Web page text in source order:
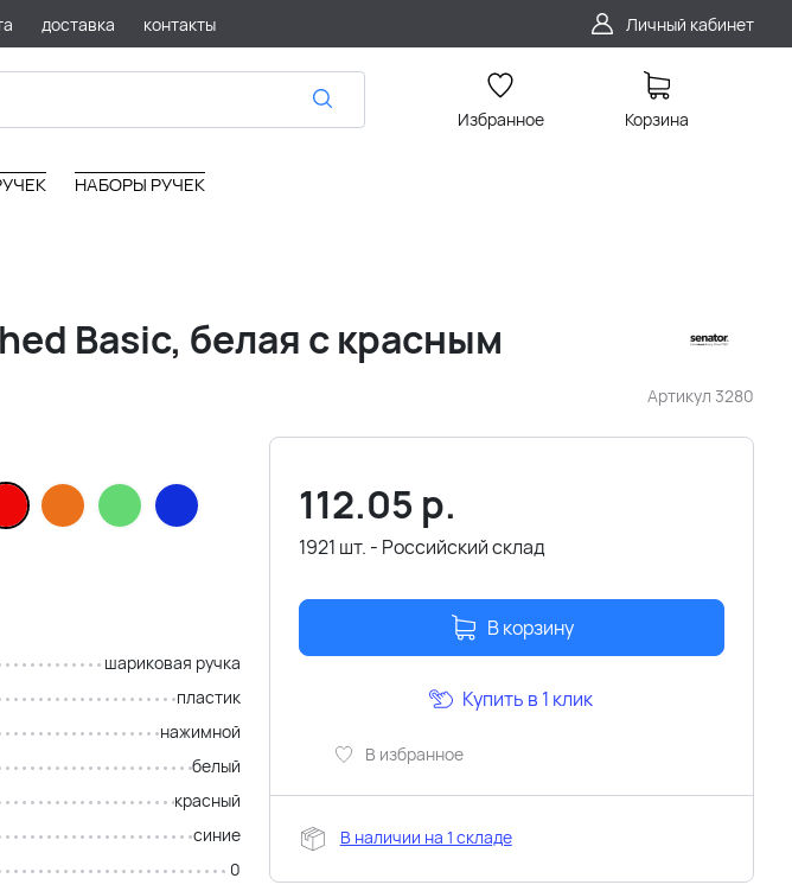
доставка контакты Личный кабинет
Избранное Корзина
НАБОРЫ РУЧЕК
Артикул 3280
Basic, белая с красным
шариковая ручка
пластик
нажимной
белый
красный
синие
0
112.05 р.
1921 шт. - Российский склад
В корзину
В избранное
Купить в 1 клик
В наличии на 1 складе